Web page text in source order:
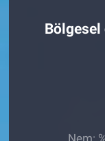
Bölgesel
Nem:
Yaşam